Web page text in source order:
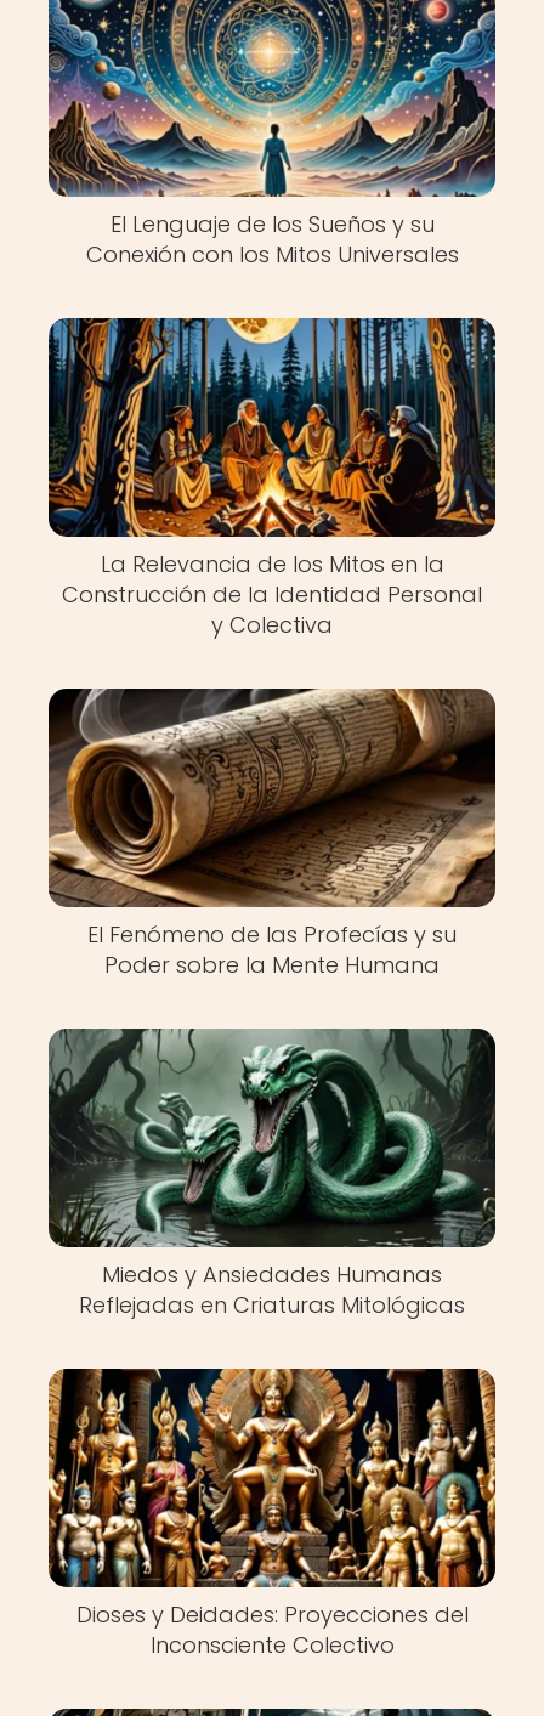
El Lenguaje de los Sueños y su
Conexión con los Mitos Universales
La Relevancia de los Mitos en la
Construcción de la Identidad Personal
y Colectiva
El Fenómeno de las Profecías y su
Poder sobre la Mente Humana
Miedos y Ansiedades Humanas
Reflejadas en Criaturas Mitológicas
Dioses y Deidades: Proyecciones del
Inconsciente Colectivo